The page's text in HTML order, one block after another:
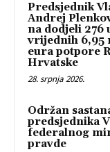
Predsjednik
Andrej
na dodjeli 276
vrijednih 6,95
eura potpore
Hrvatske
28. srpnja 2026.
Održan
predsjednika
federalnog
pravde